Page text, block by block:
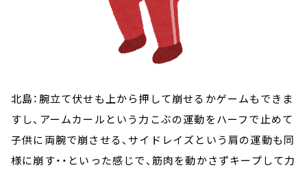
北島：腕立て伏せも上から押して崩せるかゲームもできま
すし、アームカールという力こぶの運動をハーフで止めて
子供に両腕で崩させる、サイドレイズという肩の運動も同
様に崩す・・といった感じで、筋肉を動かさずキープして力